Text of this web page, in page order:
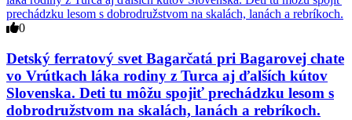
0
Detský ferratový svet Bagarčatá pri Bagarovej chate
vo Vrútkach láka rodiny z Turca aj ďalších kútov
Slovenska. Deti tu môžu spojiť prechádzku lesom s
dobrodružstvom na skalách, lanách a rebríkoch.